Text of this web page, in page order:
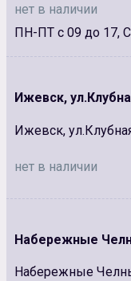
нет в наличии
ПН-ПТ с 09 до 17,
Ижевск,
Ижевск,
нет в наличии
Набережные
Набережные